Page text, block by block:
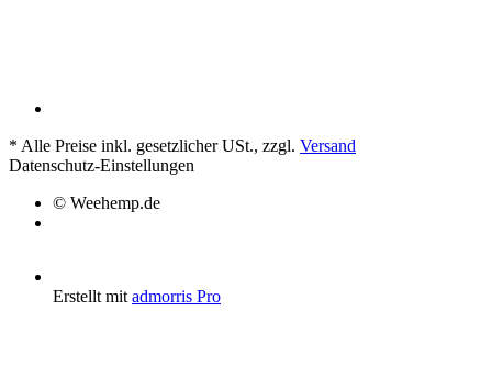
* Alle Preise inkl. gesetzlicher USt., zzgl. Versand
Datenschutz-Einstellungen
© Weehemp.de
Erstellt mit admorris Pro